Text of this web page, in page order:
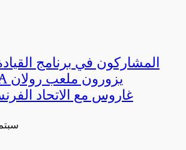
المشاركون في برنامج
غاروس مع الاتحاد
24